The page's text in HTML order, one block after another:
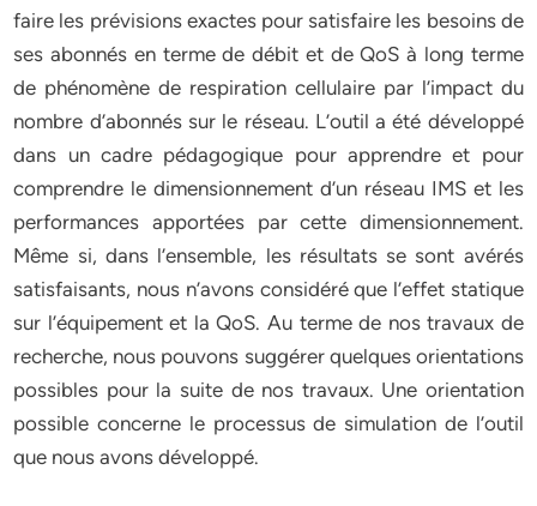
faire les prévisions exactes pour satisfaire les besoins de
ses abonnés en terme de débit et de QoS à long terme
de phénomène de respiration cellulaire par l’impact du
nombre d’abonnés sur le réseau. L’outil a été développé
dans un cadre pédagogique pour apprendre et pour
comprendre le dimensionnement d’un réseau IMS et les
performances apportées par cette dimensionnement.
Même si, dans l’ensemble, les résultats se sont avérés
satisfaisants, nous n’avons considéré que l’effet statique
sur l’équipement et la QoS. Au terme de nos travaux de
recherche, nous pouvons suggérer quelques orientations
possibles pour la suite de nos travaux. Une orientation
possible concerne le processus de simulation de l’outil
que nous avons développé.